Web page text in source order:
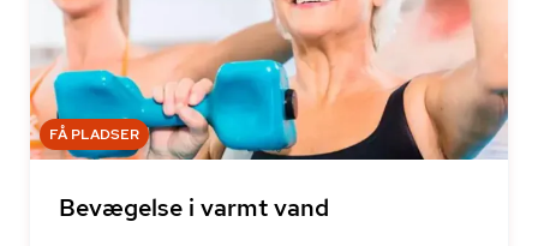
FÅ PLADSER
Bevægelse i varmt vand